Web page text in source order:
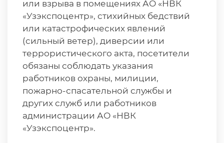
или взрыва в помещениях АО «НВК
«Узэкспоцентр», стихийных бедствий
или катастрофических явлений
(сильный ветер), диверсии или
террористического акта, посетители
обязаны соблюдать указания
работников охраны, милиции,
пожарно-спасательной службы и
других служб или работников
администрации АО «НВК
«Узэкспоцентр».